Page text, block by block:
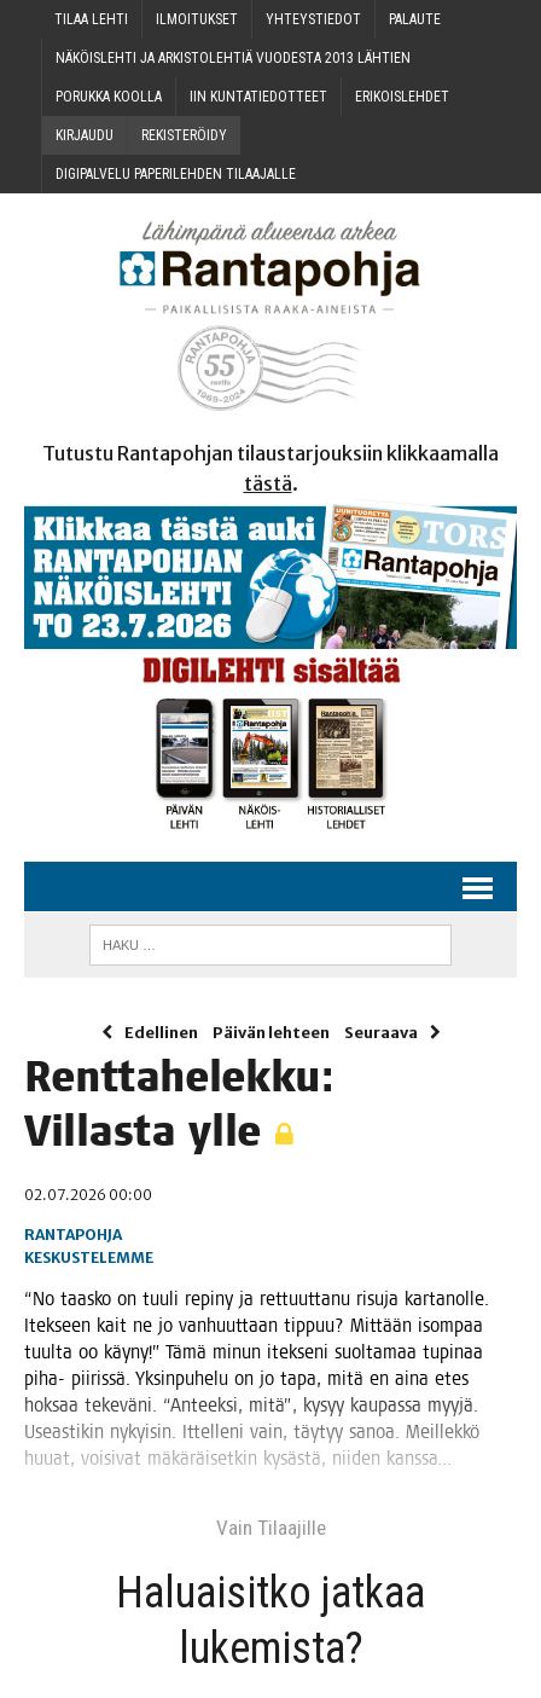
TILAA LEH­TI ILMOI­TUK­SET YHTEYS­TIE­DOT PALAU­TE
NÄKÖIS­LEH­TI JA ARKIS­TO­LEH­TIÄ VUO­DES­TA 2013 LÄHTIEN
PORUK­KA KOOLLA IIN KUN­TA­TIE­DOT­TEET ERI­KOIS­LEH­DET
KIR­JAU­DU REKIS­TE­RÖI­DY
DIGI­PAL­VE­LU PAPE­RI­LEH­DEN TILAAJALLE
Tutustu Rantapohjan tilaustarjouksiin klikkaamalla
tästä.
Edellinen Päivän lehteen Seuraava
Rent­ta­he­lek­ku:
Vil­las­ta ylle
02.07.2026 00:00
RANTAPOHJA
KESKUSTELEMME
“No taas­ko on tuu­li repi­ny ja ret­tuut­ta­nu risu­ja kar­ta­nol­le.
Itek­seen kait ne jo van­huut­taan tip­puu? Mit­tään isom­paa
tuul­ta oo käy­ny!” Tämä minun itek­se­ni suol­ta­maa tupi­naa
piha- pii­ris­sä. Yksin­pu­he­lu on jo tapa, mitä en aina etes
hok­saa teke­vä­ni. “Anteek­si, mitä”, kysyy kau­pas­sa myy­jä.
Useas­ti­kin nykyi­sin. Ittel­le­ni vain, täy­tyy sanoa. Meil­lek­kö
huu­at, voi­si­vat mäkä­räi­set­kin kysäs­tä, nii­den kanssa…
Vain Tilaa­jil­le
Haluai­sit­ko jat­kaa
lukemista?